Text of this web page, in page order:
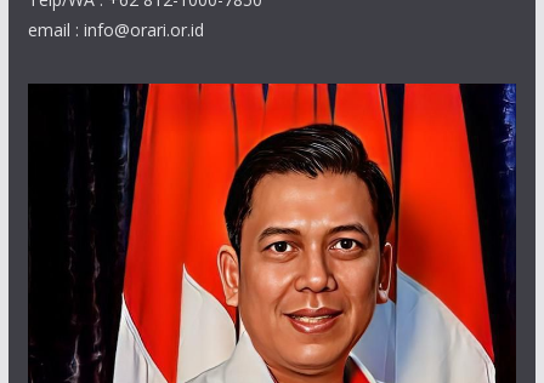
email : info@orari.or.id